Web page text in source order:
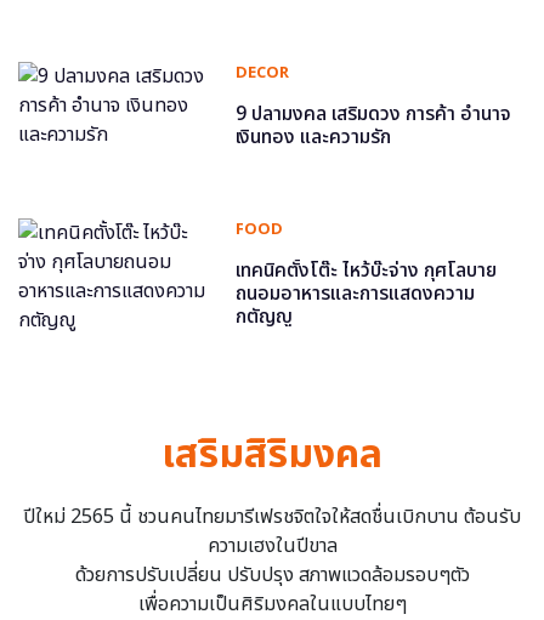
DECOR
9 ปลามงคล เสริมดวง การค้า อำนาจ
เงินทอง และความรัก
FOOD
เทคนิคตั้งโต๊ะ ไหว้บ๊ะจ่าง กุศโลบาย
ถนอมอาหารและการแสดงความ
กตัญญู
เสริมสิริมงคล
ปีใหม่ 2565 นี้ ชวนคนไทยมารีเฟรชจิตใจให้สดชื่นเบิกบาน ต้อนรับ
ความเฮงในปีขาล
ด้วยการปรับเปลี่ยน ปรับปรุง สภาพแวดล้อมรอบๆตัว
เพื่อความเป็นศิริมงคลในแบบไทยๆ